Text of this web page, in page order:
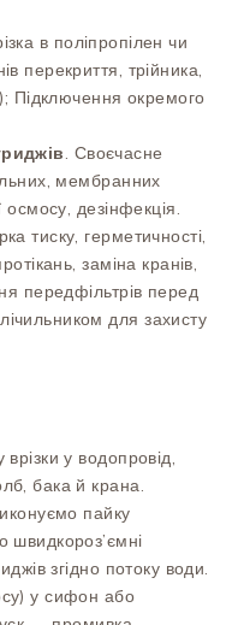
в поліпропілен чи
перекриття, трійника,
Підключення окремого
. Своєчасне
мембранних
дезінфекція.
тиску, герметичності,
заміна кранів,
передфільтрів перед
для захисту
у водопровід,
бака й крана.
пайку
швидкороз’ємні
згідно потоку води.
у сифон або